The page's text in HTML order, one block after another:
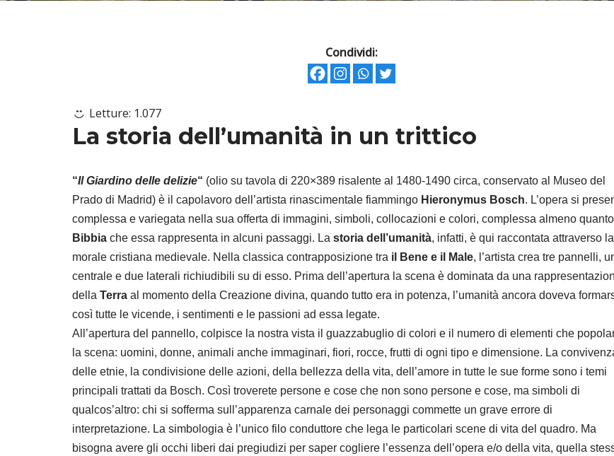
Condividi:
Letture: 1.077
La storia dell’umanità in un trittico
“Il Giardino delle delizie“ (olio su tavola di 220×389 risalente al 1480-1490 circa, conservato al Museo del
Prado di Madrid) è il capolavoro dell’artista rinascimentale fiammingo Hieronymus Bosch. L’opera si
complessa e variegata nella sua offerta di immagini, simboli, collocazioni e colori, complessa almeno
Bibbia che essa rappresenta in alcuni passaggi. La storia dell’umanità, infatti, è qui raccontata attraverso la
morale cristiana medievale. Nella classica contrapposizione tra il Bene e il Male, l’artista crea tre pannelli,
centrale e due laterali richiudibili su di esso. Prima dell’apertura la scena è dominata da una
della Terra al momento della Creazione divina, quando tutto era in potenza, l’umanità ancora doveva
così tutte le vicende, i sentimenti e le passioni ad essa legate.
All’apertura del pannello, colpisce la nostra vista il guazzabuglio di colori e il numero di elementi che
la scena: uomini, donne, animali anche immaginari, fiori, rocce, frutti di ogni tipo e dimensione. La
delle etnie, la condivisione delle azioni, della bellezza della vita, dell’amore in tutte le sue forme sono i temi
principali trattati da Bosch. Così troverete persone e cose che non sono persone e cose, ma simboli di
qualcos’altro: chi si sofferma sull’apparenza carnale dei personaggi commette un grave errore di
interpretazione. La simbologia è l’unico filo conduttore che lega le particolari scene di vita del quadro. Ma
bisogna avere gli occhi liberi dai pregiudizi per saper cogliere l’essenza dell’opera e/o della vita, quella